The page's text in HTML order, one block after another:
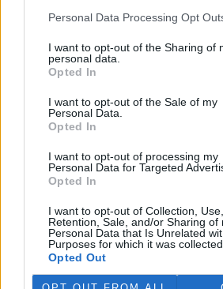
Personal Data Processing Opt
I want to opt-out of the Sharing of
personal data.
Opted In
I want to opt-out of the Sale of my
Personal Data.
Opted In
I want to opt-out of processing my
Personal Data for Targeted
Opted In
I want to opt-out of Collection, Use,
Retention, Sale, and/or Sharing of
Personal Data that Is Unrelated
Purposes for which it was collected.
Opted Out
Potok Bylanka v Pardubicích
chce, aby Povodí Labe vyčistilo
5.8.2026 10:26 | PARDUBICE (ČTK)
Diskuse: 1
vyschl.
Povodí Labe. Organizace ale požadavek
dělala už v červnu a další zásah v tuto chvíli
Červený chce peníze ušetřené za